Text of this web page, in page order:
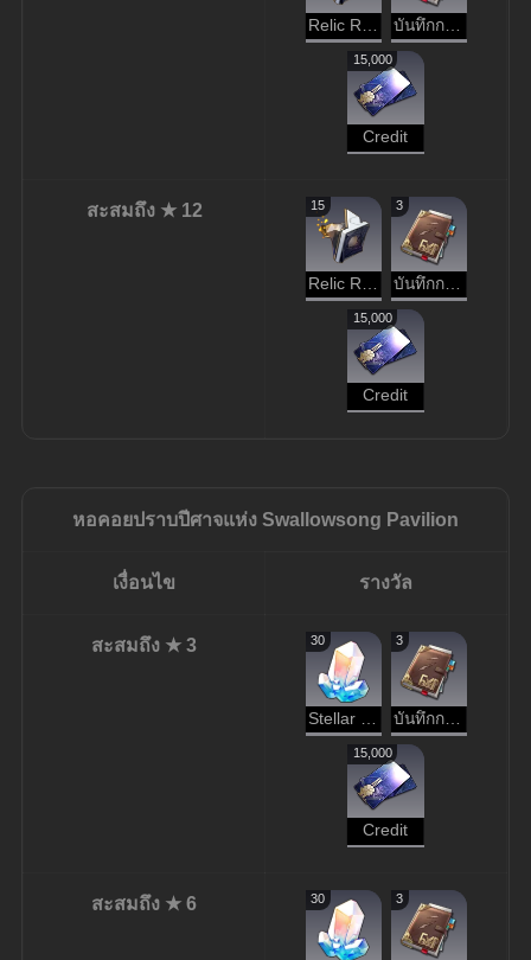
Relic Remains บันทึกการผจญภัย
15,000
Credit
สะสมถึง ★ 12 15
Relic Remains
3
บันทึกการผจญภัย
15,000
Credit
หอคอยปราบปีศาจแห่ง Swallowsong Pavilion
เงื่อนไข รางวัล
สะสมถึง ★ 3 30
Stellar Jade
3
บันทึกการผจญภัย
15,000
Credit
สะสมถึง ★ 6 30 3